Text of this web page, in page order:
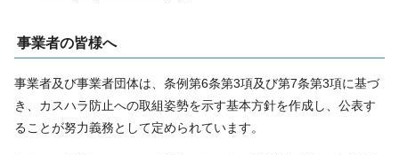
事業者の皆様へ
事業者及び事業者団体は、条例第6条第3項及び第7条第3項に基づ
き、カスハラ防止への取組姿勢を示す基本方針を作成し、公表す
ることが努力義務として定められています。